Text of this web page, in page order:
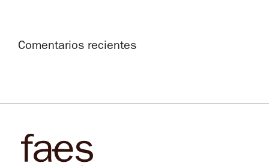
Comentarios recientes